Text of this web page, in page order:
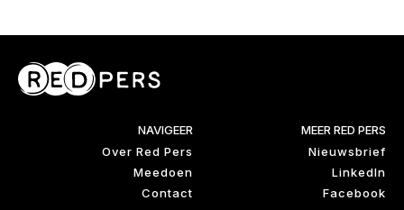
NAVIGEER
Over Red Pers
Meedoen
Contact
MEER RED PERS
Nieuwsbrief
LinkedIn
Facebook